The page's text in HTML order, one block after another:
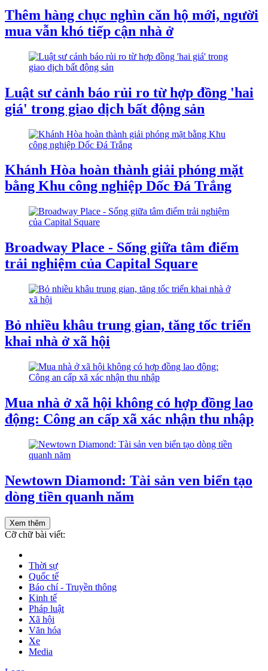
Thêm hàng chục nghìn căn hộ mới, người
mua vẫn khó tiếp cận nhà ở
Luật sư cảnh báo rủi ro từ hợp đồng 'hai
giá' trong giao dịch bất động sản
Khánh Hòa hoàn thành giải phóng mặt
bằng Khu công nghiệp Dốc Đá Trắng
Broadway Place - Sống giữa tâm điểm
trải nghiệm của Capital Square
Bỏ nhiều khâu trung gian, tăng tốc triển
khai nhà ở xã hội
Mua nhà ở xã hội không có hợp đồng lao
động: Công an cấp xã xác nhận thu nhập
Newtown Diamond: Tài sản ven biển tạo
dòng tiền quanh năm
Xem thêm
Cỡ chữ bài viết:
Thời sự
Quốc tế
Báo chí - Truyền thông
Kinh tế
Pháp luật
Xã hội
Văn hóa
Xe
Media